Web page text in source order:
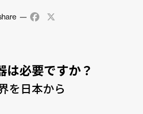
Facebook
は必要ですか？
を日本から